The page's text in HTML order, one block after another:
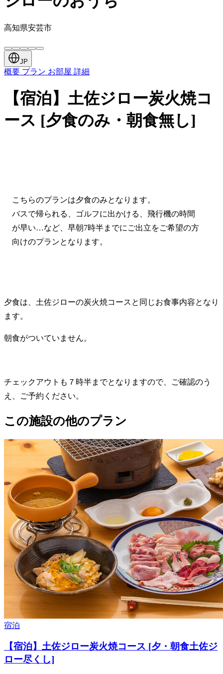
高知県安芸市
JP
概要 プラン お部屋 詳細
【宿泊】土佐ジロー炭火焼コ
ース [夕食のみ・朝食無し]
こちらのプランは夕食のみとなります。
バスで帰られる、ゴルフに出かける、飛行機の時間
が早い…など、早朝7時半までにご出立をご希望の方
向けのプランとなります。
夕食は、土佐ジローの炭火焼コースと同じお食事内容となり
ます。
朝食がついていません。
チェックアウトも７時半までとなりますので、ご確認のう
え、ご予約ください。
この施設の他のプラン
宿泊
【宿泊】土佐ジロー炭火焼コース [夕・朝食土佐ジ
ロー尽くし]